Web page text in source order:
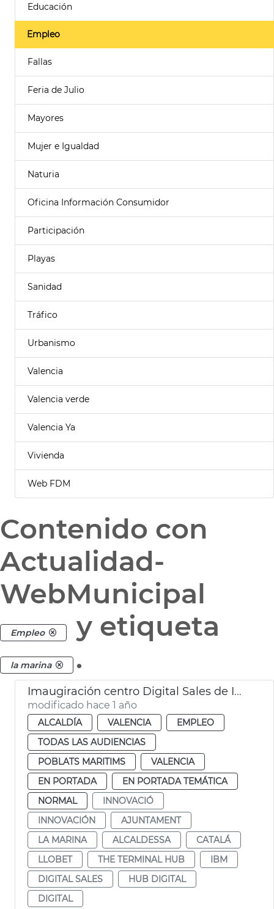
Educación
Empleo
Fallas
Feria de Julio
Mayores
Mujer e Igualdad
Naturia
Oficina Información Consumidor
Participación
Playas
Sanidad
Tráfico
Urbanismo
Valencia
Valencia verde
Valencia Ya
Vivienda
Web FDM
Contenido con
Actualidad-
WebMunicipal
Empleo y etiqueta
la marina .
Imaugiración centro Digital Sales de IBM en València
modificado hace 1 año
ALCALDÍA VALENCIA
EMPLEO
TODAS LAS AUDIENCIAS
POBLATS MARITIMS
VALENCIA
EN PORTADA
EN PORTADA TEMÁTICA
NORMAL
INNOVACIÓ
INNOVACIÓN
AJUNTAMENT
LA MARINA
ALCALDESSA
CATALÁ
LLOBET
THE TERMINAL HUB
IBM
DIGITAL SALES
HUB DIGITAL
DIGITAL